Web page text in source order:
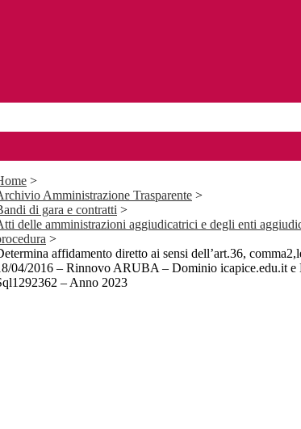
>
Amministrazione Trasparente >
di gara e contratti >
delle amministrazioni aggiudicatrici e degli enti
>
affidamento diretto ai sensi dell’art.36,
04/2016 – Rinnovo ARUBA – Dominio icapice.edu.it e
– Anno 2023